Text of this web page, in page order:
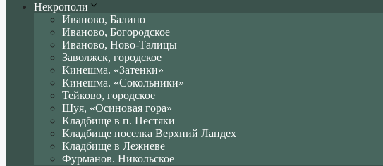
Некрополи
Иваново, Балино
Иваново, Богородское
Иваново, Ново-Талицы
Заволжск, городское
Кинешма. «Затенки»
Кинешма. «Сокольники»
Тейково, городское
Шуя, «Осиновая гора»
Кладбище в п. Пестяки
Кладбище поселка Верхний Ландех
Кладбище в Лежневе
Фурманов. Никольское